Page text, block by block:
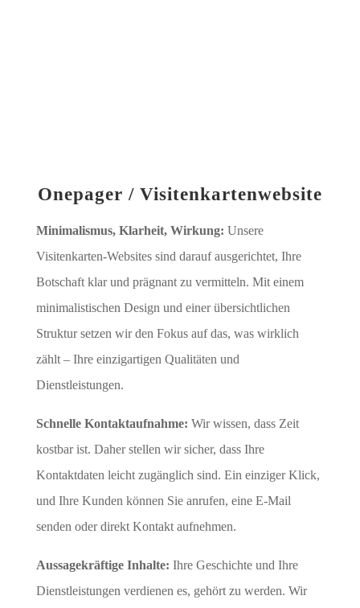
Onepager / Visitenkartenwebsite
Minimalismus, Klarheit, Wirkung: Unsere
Visitenkarten-Websites sind darauf ausgerichtet, Ihre
Botschaft klar und prägnant zu vermitteln. Mit einem
minimalistischen Design und einer übersichtlichen
Struktur setzen wir den Fokus auf das, was wirklich
zählt – Ihre einzigartigen Qualitäten und
Dienstleistungen.
Schnelle Kontaktaufnahme: Wir wissen, dass Zeit
kostbar ist. Daher stellen wir sicher, dass Ihre
Kontaktdaten leicht zugänglich sind. Ein einziger Klick,
und Ihre Kunden können Sie anrufen, eine E-Mail
senden oder direkt Kontakt aufnehmen.
Aussagekräftige Inhalte: Ihre Geschichte und Ihre
Dienstleistungen verdienen es, gehört zu werden. Wir